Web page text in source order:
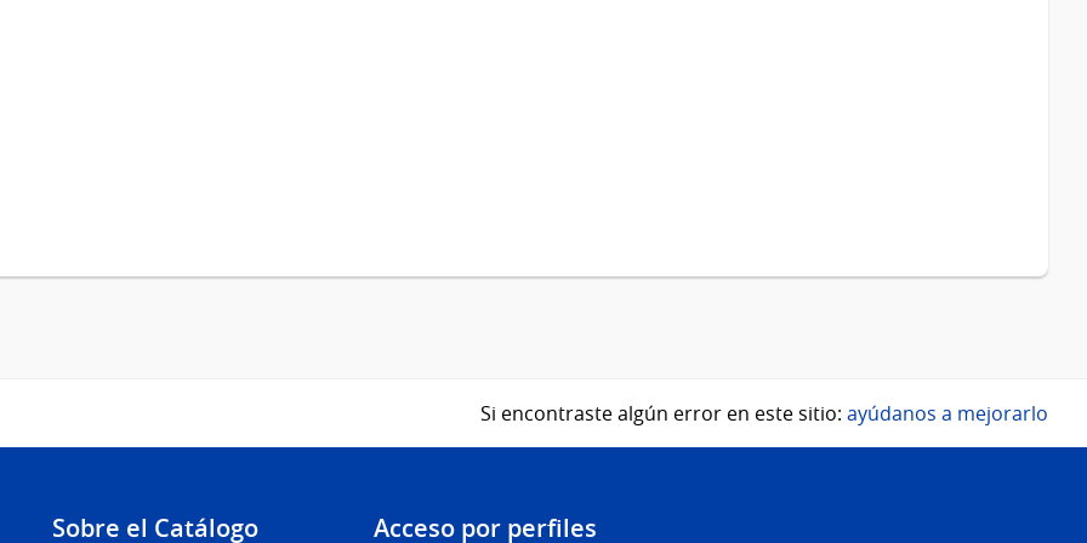
Si encontraste algún error en este sitio: ayúdanos a mejorarlo
Sobre el Catálogo Acceso por perfiles